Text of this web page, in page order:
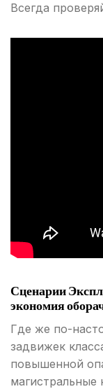
Всегда
Сценарии
экономия
Где же по-
задвижек
повышенной
магистральные